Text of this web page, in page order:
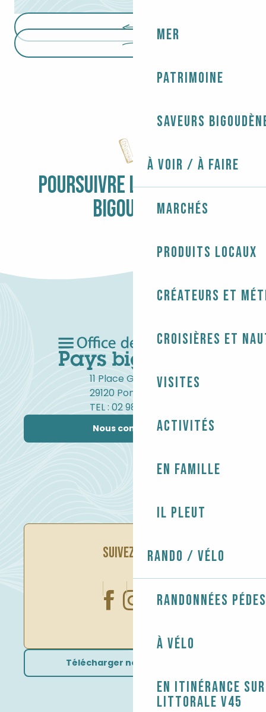
Mer
Patrimoine
Saveurs
À voir / À faire
Marchés
Produits locaux
Créateurs et
Croisières et
Visites
Activités
En famille
Il pleut
Rando / Vélo
Randonnées
À vélo
En itinérance
littorale V45
POURSUIVRE L'EXPÉRIENCE
BIGOUDÈNE
11 Place Gambetta
29120 Pont-l'Abbé
TEL : 02 98 82 37 99
Nous contacter
SUIVEZ-NOUS
Télécharger nos brochures